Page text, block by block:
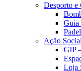
Desporto e
Guia
Ação Social
GIP
Loja